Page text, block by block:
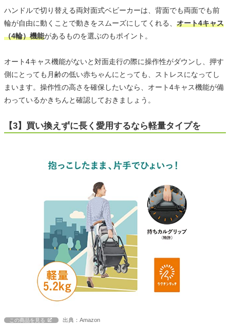
ハンドルで切り替える両対面式ベビーカーは、背面でも両面でも前
輪が自由に動くことで動きをスムーズにしてくれる、 オート4キャス
（4輪）機能があるものを選ぶのもポイント。
オート4キャス機能がないと対面走行の際に操作性がダウンし、押す
側にとっても月齢の低い赤ちゃんにとっても、ストレスになってし
まいます。操作性の高さを確保したいなら、オート4キャス機能が備
わっているかきちんと確認しておきましょう。
【3】買い換えずに長く愛用するなら軽量タイプを
この商品を見る 出典：Amazon